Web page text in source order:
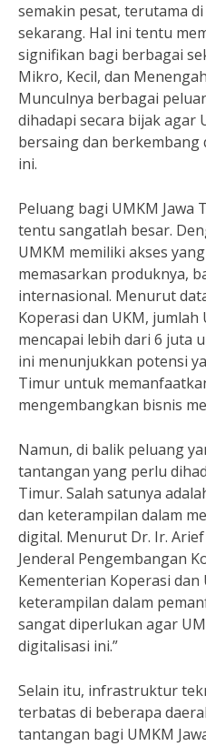
semakin pesat, terutama
sekarang. Hal ini tentu
signifikan bagi berbagai
Mikro, Kecil, dan
Munculnya berbagai
dihadapi secara bijak agar
bersaing dan berkembang
ini.
Peluang bagi UMKM Jawa
tentu sangatlah besar.
UMKM memiliki akses
memasarkan produknya,
internasional. Menurut
Koperasi dan UKM, jumlah
mencapai lebih dari 6 juta
ini menunjukkan potensi
Timur untuk
mengembangkan bisnis
Namun, di balik peluang
tantangan yang perlu
Timur. Salah satunya
dan keterampilan dalam
digital. Menurut Dr. Ir.
Jenderal Pengembangan
Kementerian Koperasi dan
keterampilan dalam
sangat diperlukan agar
digitalisasi ini.”
Selain itu, infrastruktur
terbatas di beberapa
tantangan bagi UMKM